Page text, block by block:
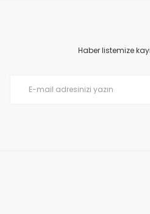
Ürün resmi kalitesiz, bozuk veya
Ürün açıklamasında eksik
Haber listemize